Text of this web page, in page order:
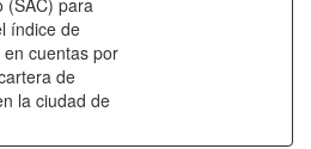
(SAC) para
índice de
cuentas por
de
la ciudad de